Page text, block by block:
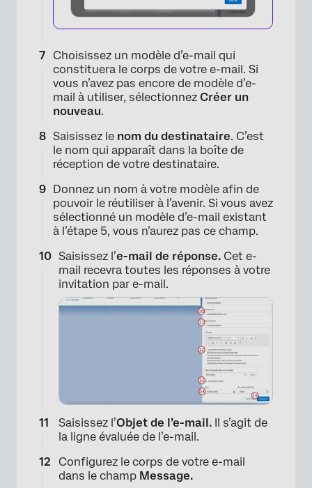
Choisissez un modèle d’e-mail qui
constituera le corps de votre e-mail. Si
vous n’avez pas encore de modèle d’e-
mail à utiliser, sélectionnez Créer un
nouveau.
Saisissez le nom du destinataire. C’est
le nom qui apparaît dans la boîte de
réception de votre destinataire.
Donnez un nom à votre modèle afin de
pouvoir le réutiliser à l’avenir. Si vous avez
sélectionné un modèle d’e-mail existant
à l’étape 5, vous n’aurez pas ce champ.
Saisissez l’e-mail de réponse. Cet e-
mail recevra toutes les réponses à votre
invitation par e-mail.
Saisissez l’Objet de l’e-mail. Il s’agit de
la ligne évaluée de l’e-mail.
Configurez le corps de votre e-mail
dans le champ Message.